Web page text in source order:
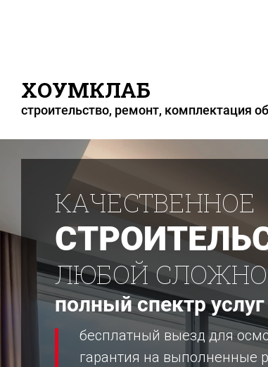
ХОУМКЛАБ
строительство, ремонт, комплектация
КАЧЕСТВЕННОЕ
ЛЮБОЙ
полный спектр
бесплатный выезд для
гарантия на выполненные